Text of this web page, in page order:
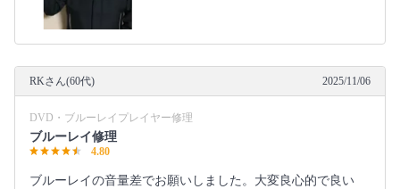
RKさん(60代) 2025/11/06
DVD・ブルーレイプレイヤー修理
ブルーレイ修理
4.80
ブルーレイの音量差でお願いしました。大変良心的で良い